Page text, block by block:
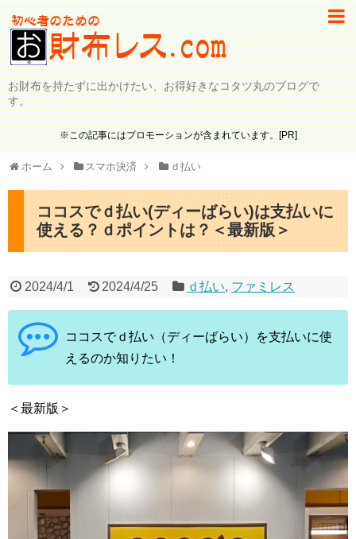
お財布を持たずに出かけたい、お得好きなコタツ丸のブログで
す。
※この記事にはプロモーションが含まれています。[PR]
ホーム スマホ決済 ｄ払い
ココスでｄ払い(ディーばらい)は支払いに
使える？ｄポイントは？＜最新版＞
2024/4/1 2024/4/25 ｄ払い, ファミレス
ココスでｄ払い（ディーばらい）を支払いに使
えるのか知りたい！
＜最新版＞